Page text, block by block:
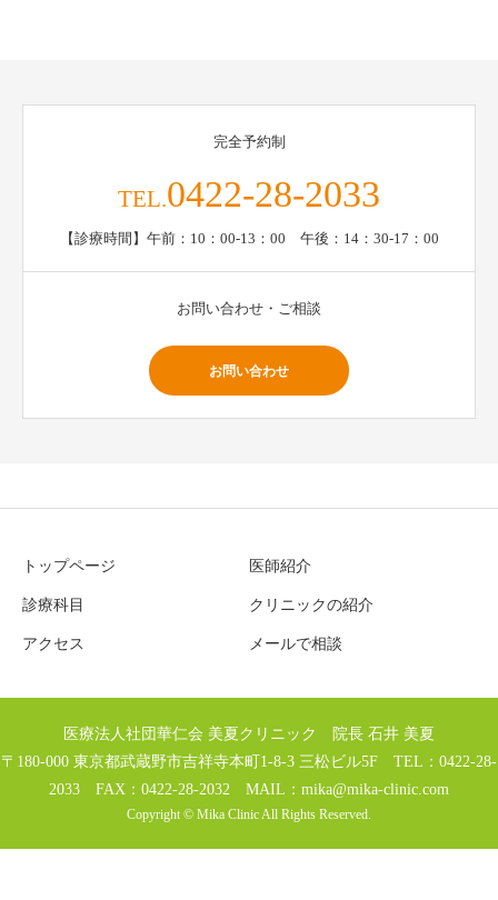
完全予約制
TEL.0422-28-2033
【診療時間】午前：10：00-13：00 午後：14：30-17：00
お問い合わせ・ご相談
お問い合わせ
トップページ 医師紹介
診療科目 クリニックの紹介
アクセス メールで相談
医療法人社団華仁会 美夏クリニック 院長 石井 美夏
〒180-000 東京都武蔵野市吉祥寺本町1-8-3 三松ビル5F TEL：0422-28-
2033 FAX：0422-28-2032 MAIL： mika@mika-clinic.com
Copyright © Mika Clinic All Rights Reserved.